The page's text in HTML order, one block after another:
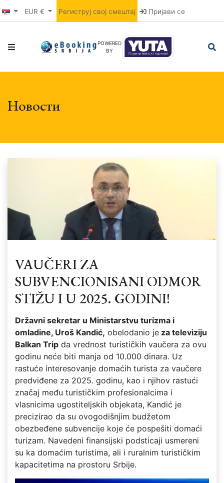
EUR € Региструј свој смештај Пријави се
POWERED
BY
Новости
VAUČERI ZA
SUBVENCIONISANI ODMOR
STIŽU I U 2025. GODINI!
Državni sekretar u Ministarstvu turizma i
omladine, Uroš Kandić, obelodanio je za televiziju
Balkan Trip da vrednost turističkih vaučera za ovu
godinu neće biti manja od 10.000 dinara. Uz
rastuće interesovanje domaćih turista za vaučere
predviđene za 2025. godinu, kao i njihov rastući
značaj među turističkim profesionalcima i
vlasnicima ugostiteljskih objekata, Kandić je
precizirao da su ovogodišnjim budžetom
obezbeđene subvencije koje će pospešiti domaći
turizam. Navedeni finansijski podsticaji usmereni
su ka domaćim turistima, ali i ruralnim turističkim
kapacitetima na prostoru Srbije.